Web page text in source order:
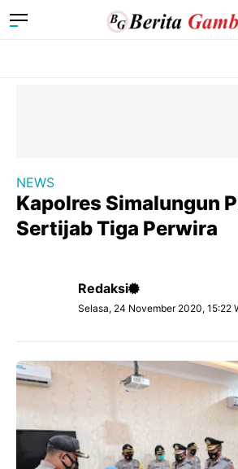
NEWS
Kapolres Simalungun
Sertijab Tiga Perwira
Redaksi
Selasa, 24 November 2020, 15:22